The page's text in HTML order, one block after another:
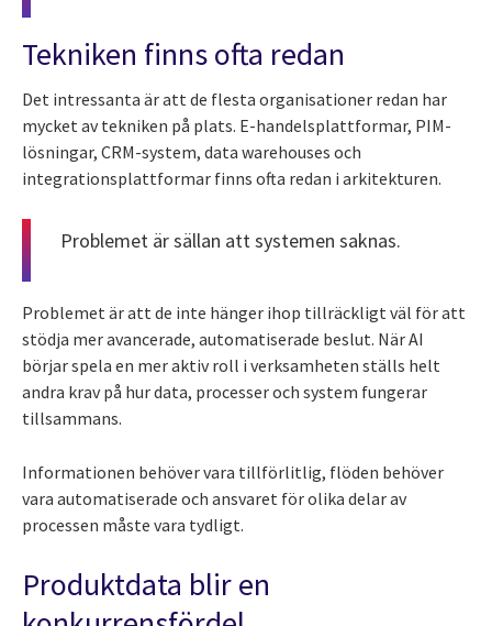
Tekniken finns ofta redan
Det intressanta är att de flesta organisationer redan har
mycket av tekniken på plats. E-handelsplattformar, PIM-
lösningar, CRM-system, data warehouses och
integrationsplattformar finns ofta redan i arkitekturen.
Problemet är sällan att systemen saknas.
Problemet är att de inte hänger ihop tillräckligt väl för att
stödja mer avancerade, automatiserade beslut. När AI
börjar spela en mer aktiv roll i verksamheten ställs helt
andra krav på hur data, processer och system fungerar
tillsammans.
Informationen behöver vara tillförlitlig, flöden behöver
vara automatiserade och ansvaret för olika delar av
processen måste vara tydligt.
Produktdata blir en